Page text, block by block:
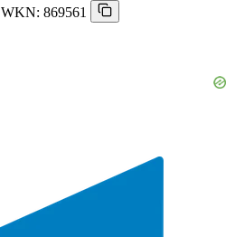
WKN: 869561